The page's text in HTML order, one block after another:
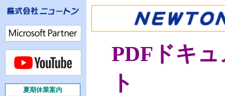
夏期休業案内
PDFドキ
ト